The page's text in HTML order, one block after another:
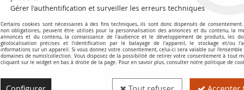
Billet France 10 Francs Mineur - 26-11-
Réf. :NCB7219
Gérer l'authentification et surveiller les erreurs techniques
Certains cookies sont nécessaires à des fins techniques, ils sont donc dispensés de
non obligatoires, peuvent être utilisés pour la personnalisation des annonces et du contenu, la
annonces et du contenu, la connaissance de l'audience et le développement de produits, les
géolocalisation précises et l'identification par le balayage de l'appareil, le stockage et/ou
informations sur un appareil. Si vous donnez votre consentement, celui-ci sera valable sur l’ensemble
domaines de numis'collection. Vous disposez de la possibilité de retirer votre consentement à tout
cliquant sur le widget en bas à droite de la page. Pour en savoir plus, consulter notre politique de